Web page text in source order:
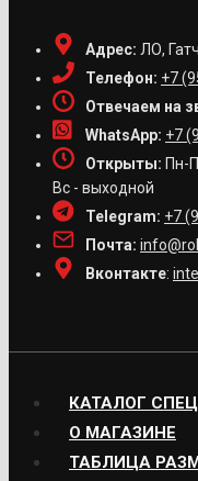
Адрес: ЛО,
Телефон: +7
Отвечаем на
WhatsApp: +7
Открыты: Пн-
Вс - выходной
Telegram: +7
Почта:
Вконтакте:
КАТАЛОГ
О МАГАЗИНЕ
ТАБЛИЦА